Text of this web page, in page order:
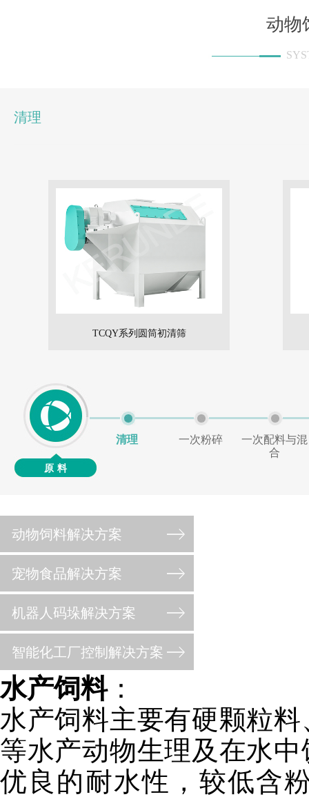
动物
清理
TCQY系列圆筒初清筛
原料
清理 一次粉碎
一次配料与混
合
动物饲料解决方案
宠物食品解决方案
机器人码垛解决方案
智能化工厂控制解决方案
水产饲料：
水产饲料主要有硬颗粒
等水产动物生理及在水
优良的耐水性，较低含